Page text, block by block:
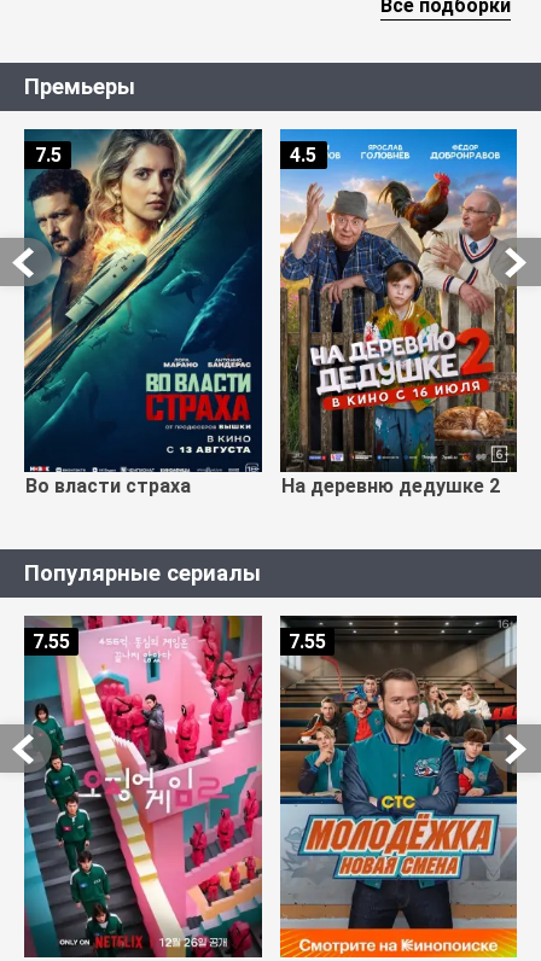
Все подборки
Премьеры
Во власти страха
7.5
На деревню дедушке 2
4.5
Популярные сериалы
7.55 7.55